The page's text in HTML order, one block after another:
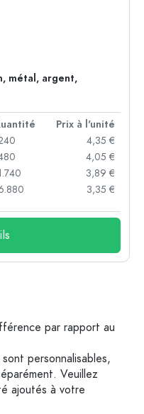
métal, argent,
Prix à l'unité
4,35 €
4,05 €
3,89 €
3,35 €
par rapport au
personnalisables,
Veuillez
ajoutés à votre